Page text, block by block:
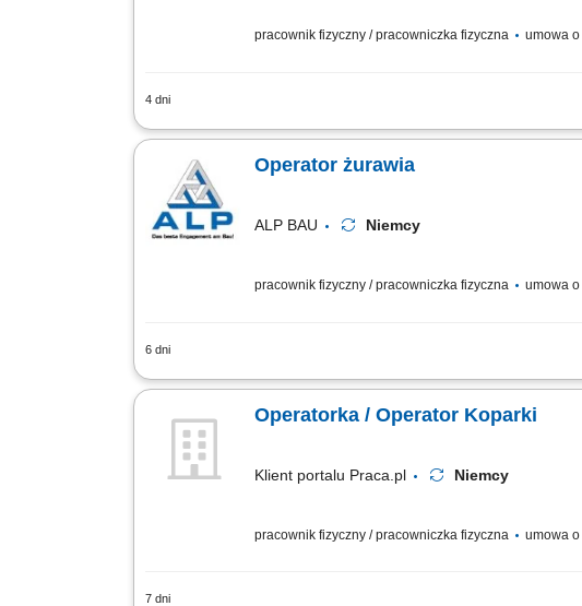
pracownik fizyczny / pracowniczka fizyczna umowa o
4 dni
Opis stanowiska obsługa żurawia wieżowego w
Operator żurawia
ALP BAU Niemcy
pracownik fizyczny / pracowniczka fizyczna umowa o
6 dni
Zakres obowiązków: obsługa żurawia wieżowego;
Operatorka / Operator Koparki
Klient portalu Praca.pl Niemcy
pracownik fizyczny / pracowniczka fizyczna umowa o
7 dni